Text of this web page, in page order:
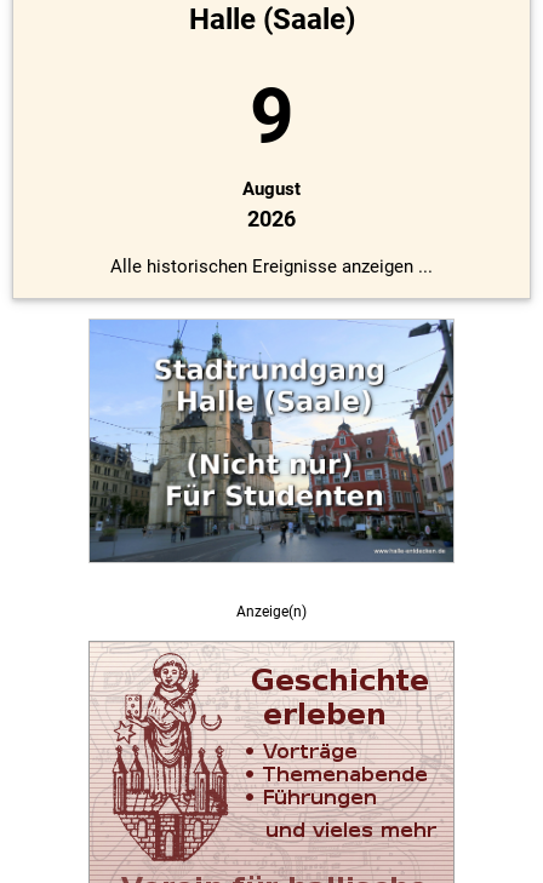
Halle (Saale)
9
August
2026
Alle historischen Ereignisse anzeigen ...
Anzeige(n)